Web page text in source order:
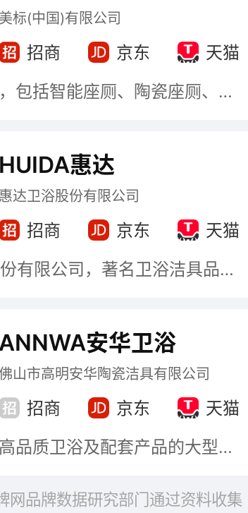
美标(中国)有限公司
招商 京东
天猫
美标卫浴涵盖丰富的产品类别，包括智能座厕、陶瓷座厕、智能电子便盖、面盆、龙头、花洒、淋浴设备、浴缸、淋浴房、浴室柜、浴室配件、浴室套间、厨房水槽、厨房龙头、商用产品等。
HUIDA惠达
惠达卫浴股份有限公司
招商 京东
天猫
HUIDA惠达，属于惠达卫浴股份有限公司，著名卫浴洁具品牌，始创于1982年，河北省著名商标，纳米自洁釉和节水技术领先，专业生产卫浴家居用品的高新技术企业。
ANNWA安华卫浴
山市高明安华陶瓷洁具有限公司
招商 京东
天猫
广东省名牌产品，专注于制造高品质卫浴及配套产品的大型现代化综合性科技卫浴品牌企业。安华卫浴，传承开拓创新精神，专注于制造高品质的卫浴及配套产品，以“改善人们的卫浴生活品质”为使命致力于创造洁净舒适的高品质卫浴生活，为广大用户提供设计精湛、性能卓越的高品质卫浴产品。
网品牌数据研究部门通过资料收集